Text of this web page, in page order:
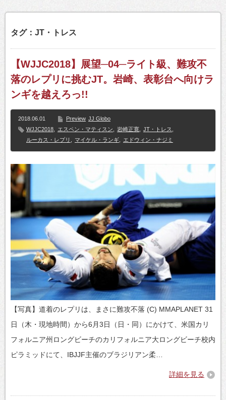
タグ：JT・トレス
【WJJC2018】展望─04─ライト級、難攻不
落のレプリに挑むJT。岩崎、表彰台へ向けラ
ンギを越えろっ!!
2018.06.01 Preview JJ Globo
WJJC2018
エスペン・マティスン 岩崎正寛 JT・トレス
ルーカス・レプリ
マイケル・ランギ エドウィン・ナジミ
【写真】道着のレプリは、まさに難攻不落 (C) MMAPLANET 31
日（木・現地時間）から6月3日（日・同）にかけて、米国カリ
フォルニア州ロングビーチのカリフォルニア大ロングビーチ校内
ピラミッドにて、IBJJF主催のブラジリアン柔…
詳細を見る